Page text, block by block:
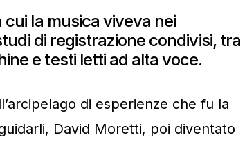
cui la musica viveva nei
di registrazione condivisi, tra
e testi letti ad alta voce.
di esperienze che fu la
David Moretti, poi diventato